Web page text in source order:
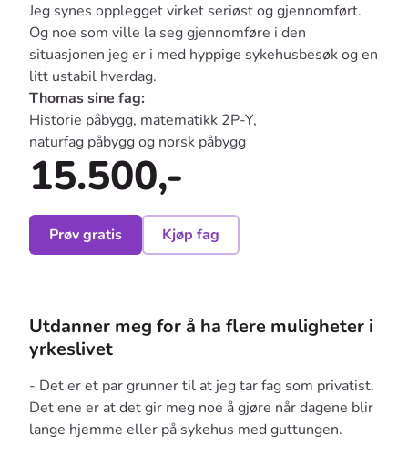
Jeg synes opplegget virket seriøst og gjennomført.
Og noe som ville la seg gjennomføre i den
situasjonen jeg er i med hyppige sykehusbesøk og en
litt ustabil hverdag.
Thomas sine fag:
Historie påbygg, matematikk 2P-Y,
naturfag påbygg og norsk påbygg
15.500,-
Prøv gratis Kjøp fag
Utdanner meg for å ha flere muligheter i
yrkeslivet
- Det er et par grunner til at jeg tar fag som privatist.
Det ene er at det gir meg noe å gjøre når dagene blir
lange hjemme eller på sykehus med guttungen.